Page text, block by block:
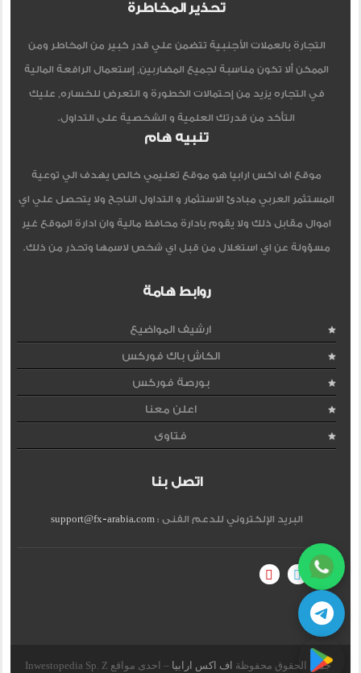
تحذير المخاطرة
التجارة بالعملات الأجنبية تتضمن علي قدر كبير من المخاطر ومن
الممكن ألا تكون مناسبة لجميع المضاربين, إستعمال الرافعة المالية
في التجاره يزيد من إحتمالات الخطورة و التعرض للخساره, عليك
التأكد من قدرتك العلمية و الشخصية على التداول.
تنبيه هام
موقع اف اكس ارابيا هو موقع تعليمي خالص يهدف الي توعية
المستثمر العربي مبادئ الاستثمار و التداول الناجح ولا يتحصل علي اي
اموال مقابل ذلك ولا يقوم بادارة محافظ مالية وان ادارة الموقع غير
مسؤولة عن اي استغلال من قبل اي شخص لاسمها وتحذر من ذلك.
روابط هامة
ارشيف المواضيع
الكاش باك فوركس
بورصة فوركس
اعلن معنا
فتاوى
اتصل بنا
البريد الإلكتروني للدعم الفنى :support@fx-arabia.com
جميع الحقوق محفوظة اف اكس ارابيا
– احدى مواقع Inwestopedia Sp. Z